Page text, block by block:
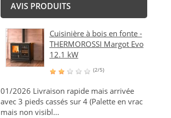
AVIS PRODUITS
Cuisinière à bois en fonte -
THERMOROSSI Margot Evo
12.1 kW
(2/5)
01/2026 Livraison rapide mais arrivée
avec 3 pieds cassés sur 4 (Palette en vrac
mais non visibl...